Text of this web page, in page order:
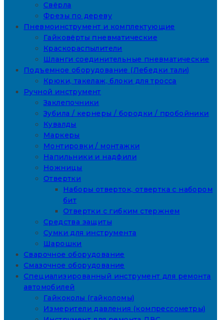
Свёрла
Фрезы по дереву
Пневмоинструмент и комплектующие
Гайковёрты пневматические
Краскораспылители
Шланги соединительные пневматические
Подъемное оборудование (Лебедки тали)
Крюки, такелаж, блоки для тросса
Ручной инструмент
Заклепочники
Зубила / кернеры / бородки / пробойники
Кувалды
Маркеры
Монтировки / монтажки
Напильники и надфили
Ножницы
Отвертки
Наборы отверток, отвертка с набором
бит
Отвертки с гибким стержнем
Средства защиты
Сумки для инструмента
Шарошки
Сварочное оборудование
Смазочное оборудование
Специализированный инструмент для ремонта
автомобилей
Гайкоколы (гайколомы)
Измерители давления (компрессометры)